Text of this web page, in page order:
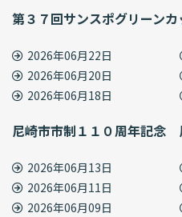
第３７回サンスポグリーン
2026年06月22日
2026年06月20日
2026年06月18日
尼崎市市制１１０周年記念
2026年06月13日
2026年06月11日
2026年06月09日